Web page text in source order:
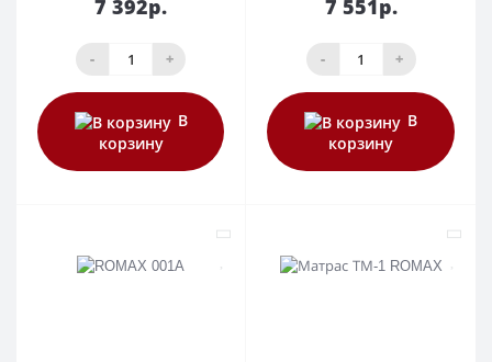
7 392р.
- +
В
корзину
7 551р.
- +
В
корзину